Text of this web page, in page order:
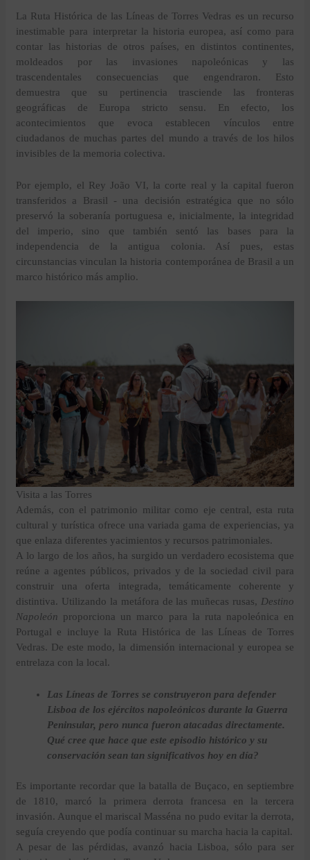
La Ruta Histórica de las Líneas de Torres Vedras es un recurso
inestimable para interpretar la historia europea, así como para
contar las historias de otros países, en distintos continentes,
moldeados por las invasiones napoleónicas y las
trascendentales consecuencias que engendraron. Esto
demuestra que su pertinencia trasciende las fronteras
geográficas de Europa stricto sensu. En efecto, los
acontecimientos que evoca establecen vínculos entre
ciudadanos de muchas partes del mundo a través de los hilos
invisibles de la memoria colectiva.
Por ejemplo, el Rey João VI, la corte real y la capital fueron
transferidos a Brasil - una decisión estratégica que no sólo
preservó la soberanía portuguesa e, inicialmente, la integridad
del imperio, sino que también sentó las bases para la
independencia de la antigua colonia. Así pues, estas
circunstancias vinculan la historia contemporánea de Brasil a un
marco histórico más amplio.
Visita a las Torres
Además, con el patrimonio militar como eje central, esta ruta
cultural y turística ofrece una variada gama de experiencias, ya
que enlaza diferentes yacimientos y recursos patrimoniales.
A lo largo de los años, ha surgido un verdadero ecosistema que
reúne a agentes públicos, privados y de la sociedad civil para
construir una oferta integrada, temáticamente coherente y
distintiva. Utilizando la metáfora de las muñecas rusas, Destino
Napoleón proporciona un marco para la ruta napoleónica en
Portugal e incluye la Ruta Histórica de las Líneas de Torres
Vedras. De este modo, la dimensión internacional y europea se
entrelaza con la local.
Las Líneas de Torres se construyeron para defender
Lisboa de los ejércitos napoleónicos durante la Guerra
Peninsular, pero nunca fueron atacadas directamente.
Qué cree que hace que este episodio histórico y su
conservación sean tan significativos hoy en día?
Es importante recordar que la batalla de Buçaco, en septiembre
de 1810, marcó la primera derrota francesa en la tercera
invasión. Aunque el mariscal Masséna no pudo evitar la derrota,
seguía creyendo que podía continuar su marcha hacia la capital.
A pesar de las pérdidas, avanzó hacia Lisboa, sólo para ser